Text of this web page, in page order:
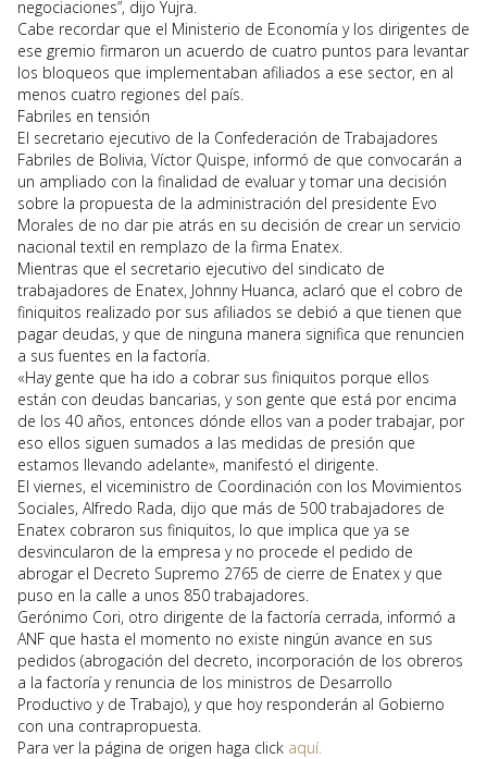
negociaciones”, dijo Yujra.
Cabe recordar que el Ministerio de Economía y los dirigentes de
ese gremio firmaron un acuerdo de cuatro puntos para levantar
los bloqueos que implementaban afiliados a ese sector, en al
menos cuatro regiones del país.
Fabriles en tensión
El secretario ejecutivo de la Confederación de Trabajadores
Fabriles de Bolivia, Víctor Quispe, informó de que convocarán a
un ampliado con la finalidad de evaluar y tomar una decisión
sobre la propuesta de la administración del presidente Evo
Morales de no dar pie atrás en su decisión de crear un servicio
nacional textil en remplazo de la firma Enatex.
Mientras que el secretario ejecutivo del sindicato de
trabajadores de Enatex, Johnny Huanca, aclaró que el cobro de
finiquitos realizado por sus afiliados se debió a que tienen que
pagar deudas, y que de ninguna manera significa que renuncien
a sus fuentes en la factoría.
«Hay gente que ha ido a cobrar sus finiquitos porque ellos
están con deudas bancarias, y son gente que está por encima
de los 40 años, entonces dónde ellos van a poder trabajar, por
eso ellos siguen sumados a las medidas de presión que
estamos llevando adelante», manifestó el dirigente.
El viernes, el viceministro de Coordinación con los Movimientos
Sociales, Alfredo Rada, dijo que más de 500 trabajadores de
Enatex cobraron sus finiquitos, lo que implica que ya se
desvincularon de la empresa y no procede el pedido de
abrogar el Decreto Supremo 2765 de cierre de Enatex y que
puso en la calle a unos 850 trabajadores.
Gerónimo Cori, otro dirigente de la factoría cerrada, informó a
ANF que hasta el momento no existe ningún avance en sus
pedidos (abrogación del decreto, incorporación de los obreros
a la factoría y renuncia de los ministros de Desarrollo
Productivo y de Trabajo), y que hoy responderán al Gobierno
con una contrapropuesta.
Para ver la página de origen haga click aquí.